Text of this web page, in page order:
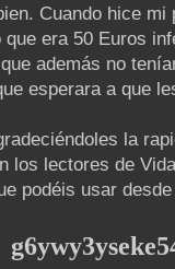
Cuando hice
era 50 Euros
además no
esperara a que
la
los lectores de
podéis usar